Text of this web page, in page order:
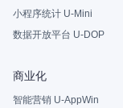
小程序统计 U-Mini
数据开放平台 U-DOP
商业化
智能营销 U-AppWin